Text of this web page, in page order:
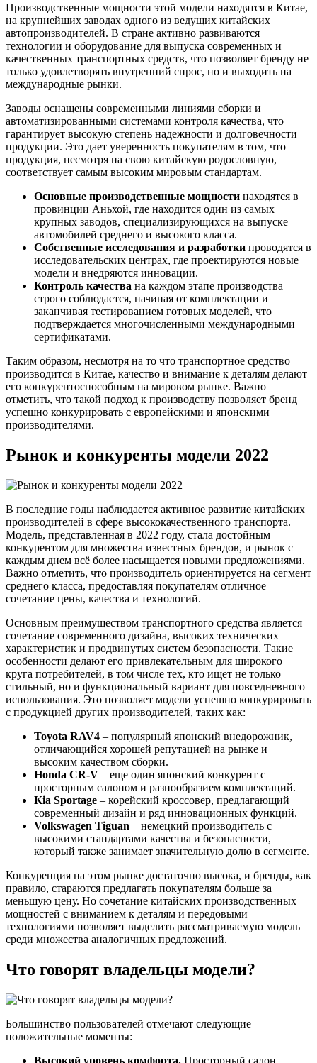
Производственные мощности этой модели находятся в Китае,
на крупнейших заводах одного из ведущих китайских
автопроизводителей. В стране активно развиваются
технологии и оборудование для выпуска современных и
качественных транспортных средств, что позволяет бренду не
только удовлетворять внутренний спрос, но и выходить на
международные рынки.
Заводы оснащены современными линиями сборки и
автоматизированными системами контроля качества, что
гарантирует высокую степень надежности и долговечности
продукции. Это дает уверенность покупателям в том, что
продукция, несмотря на свою китайскую родословную,
соответствует самым высоким мировым стандартам.
Основные производственные мощности находятся в
провинции Аньхой, где находится один из самых
крупных заводов, специализирующихся на выпуске
автомобилей среднего и высокого класса.
Собственные исследования и разработки проводятся в
исследовательских центрах, где проектируются новые
модели и внедряются инновации.
Контроль качества на каждом этапе производства
строго соблюдается, начиная от комплектации и
заканчивая тестированием готовых моделей, что
подтверждается многочисленными международными
сертификатами.
Таким образом, несмотря на то что транспортное средство
производится в Китае, качество и внимание к деталям делают
его конкурентоспособным на мировом рынке. Важно
отметить, что такой подход к производству позволяет бренд
успешно конкурировать с европейскими и японскими
производителями.
Рынок и конкуренты модели 2022
В последние годы наблюдается активное развитие китайских
производителей в сфере высококачественного транспорта.
Модель, представленная в 2022 году, стала достойным
конкурентом для множества известных брендов, и рынок с
каждым днем всё более насыщается новыми предложениями.
Важно отметить, что производитель ориентируется на сегмент
среднего класса, предоставляя покупателям отличное
сочетание цены, качества и технологий.
Основным преимуществом транспортного средства является
сочетание современного дизайна, высоких технических
характеристик и продвинутых систем безопасности. Такие
особенности делают его привлекательным для широкого
круга потребителей, в том числе тех, кто ищет не только
стильный, но и функциональный вариант для повседневного
использования. Это позволяет модели успешно конкурировать
с продукцией других производителей, таких как:
Toyota RAV4 – популярный японский внедорожник,
отличающийся хорошей репутацией на рынке и
высоким качеством сборки.
Honda CR-V – еще один японский конкурент с
просторным салоном и разнообразием комплектаций.
Kia Sportage – корейский кроссовер, предлагающий
современный дизайн и ряд инновационных функций.
Volkswagen Tiguan – немецкий производитель с
высокими стандартами качества и безопасности,
который также занимает значительную долю в сегменте.
Конкуренция на этом рынке достаточно высока, и бренды, как
правило, стараются предлагать покупателям больше за
меньшую цену. Но сочетание китайских производственных
мощностей с вниманием к деталям и передовыми
технологиями позволяет выделить рассматриваемую модель
среди множества аналогичных предложений.
Что говорят владельцы модели?
Большинство пользователей отмечают следующие
положительные моменты:
Высокий уровень комфорта. Просторный салон,